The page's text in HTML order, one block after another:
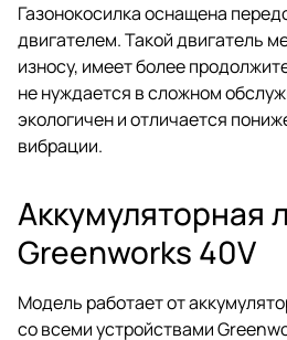
Газонокосилка оснащена
двигателем. Такой двигатель
износу, имеет более
не нуждается в сложном
экологичен и отличается
вибрации.
Аккумуляторная
Greenworks 40V
Модель работает от
со всеми устройствами